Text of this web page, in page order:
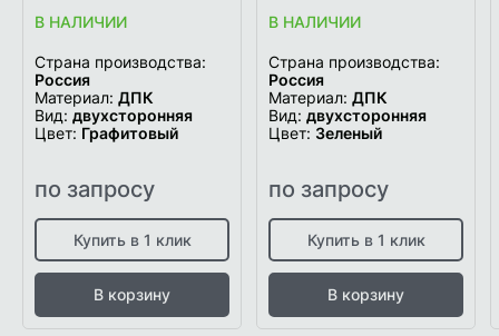
В НАЛИЧИИ
Страна производства:
Россия
Материал: ДПК
Вид: двухсторонняя
Цвет: Графитовый
по запросу
Купить в 1 клик
В корзину
В НАЛИЧИИ
Страна производства:
Россия
Материал: ДПК
Вид: двухсторонняя
Цвет: Зеленый
по запросу
Купить в 1 клик
В корзину